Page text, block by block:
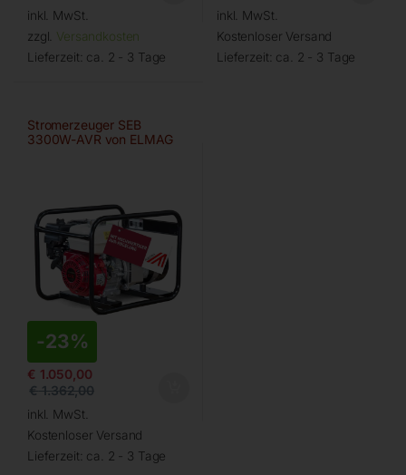
inkl. MwSt.
zzgl. Versandkosten
Lieferzeit: ca. 2 - 3 Tage
inkl. MwSt.
Kostenloser Versand
Lieferzeit: ca. 2 - 3 Tage
Stromerzeuger SEB
3300W-AVR von ELMAG
-23%
€ 1.050,00
€1.362,00
inkl. MwSt.
Kostenloser Versand
Lieferzeit: ca. 2 - 3 Tage